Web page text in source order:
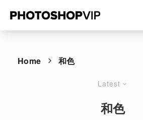
Home 和色
Latest
和色